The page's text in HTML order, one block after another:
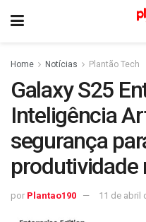
Home Notícias Plantão Tech
Galaxy S25
Inteligência
segurança
produtividade
por Plantao190 11 de abril